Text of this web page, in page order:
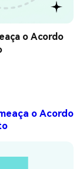
o Acordo
o Acordo